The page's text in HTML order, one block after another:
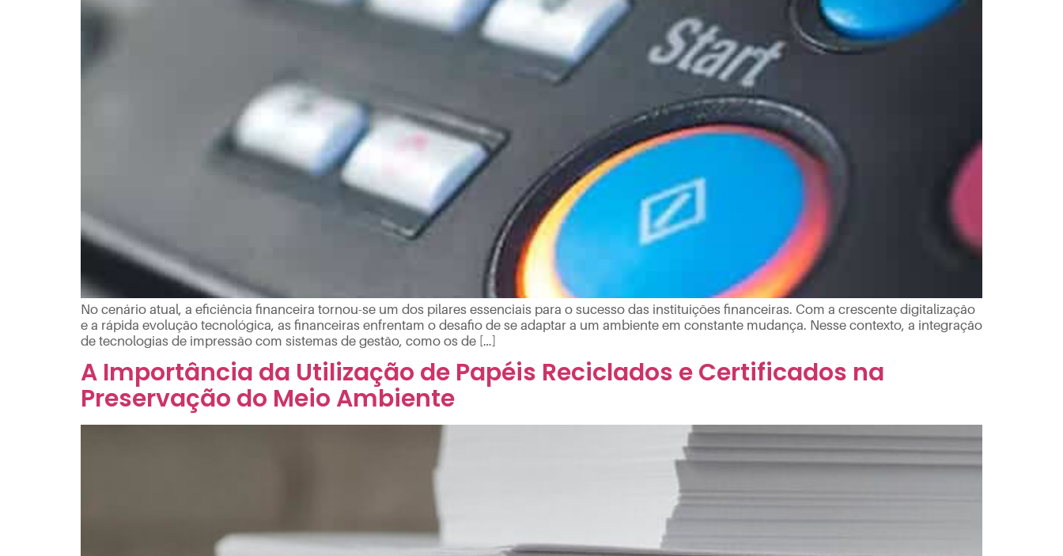
No cenário atual, a eficiência financeira tornou-se um dos pilares essenciais para o sucesso das instituições financeiras. Com a crescente digitalização
e a rápida evolução tecnológica, as financeiras enfrentam o desafio de se adaptar a um ambiente em constante mudança. Nesse contexto, a integração
de tecnologias de impressão com sistemas de gestão, como os de […]
A Importância da Utilização de Papéis Reciclados e Certificados na
Preservação do Meio Ambiente